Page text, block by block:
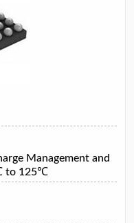
Management and
to 125℃